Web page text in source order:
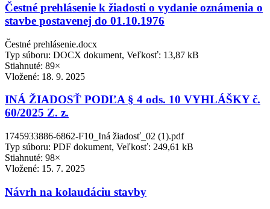
Čestné prehlásenie k žiadosti o vydanie oznámenia o
stavbe postavenej do 01.10.1976
Čestné prehlásenie.docx
Typ súboru: DOCX dokument, Veľkosť: 13,87 kB
Stiahnuté: 89×
Vložené: 18. 9. 2025
INÁ ŽIADOSŤ PODĽA § 4 ods. 10 VYHLÁŠKY č.
60/2025 Z. z.
1745933886-6862-F10_Iná žiadosť_02 (1).pdf
Typ súboru: PDF dokument, Veľkosť: 249,61 kB
Stiahnuté: 98×
Vložené: 15. 7. 2025
Návrh na kolaudáciu stavby